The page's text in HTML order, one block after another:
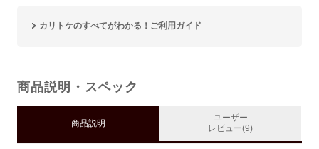
カリトケのすべてがわかる！ご利用ガイド
商品説明・スペック
商品説明
ユーザー
レビュー(9)